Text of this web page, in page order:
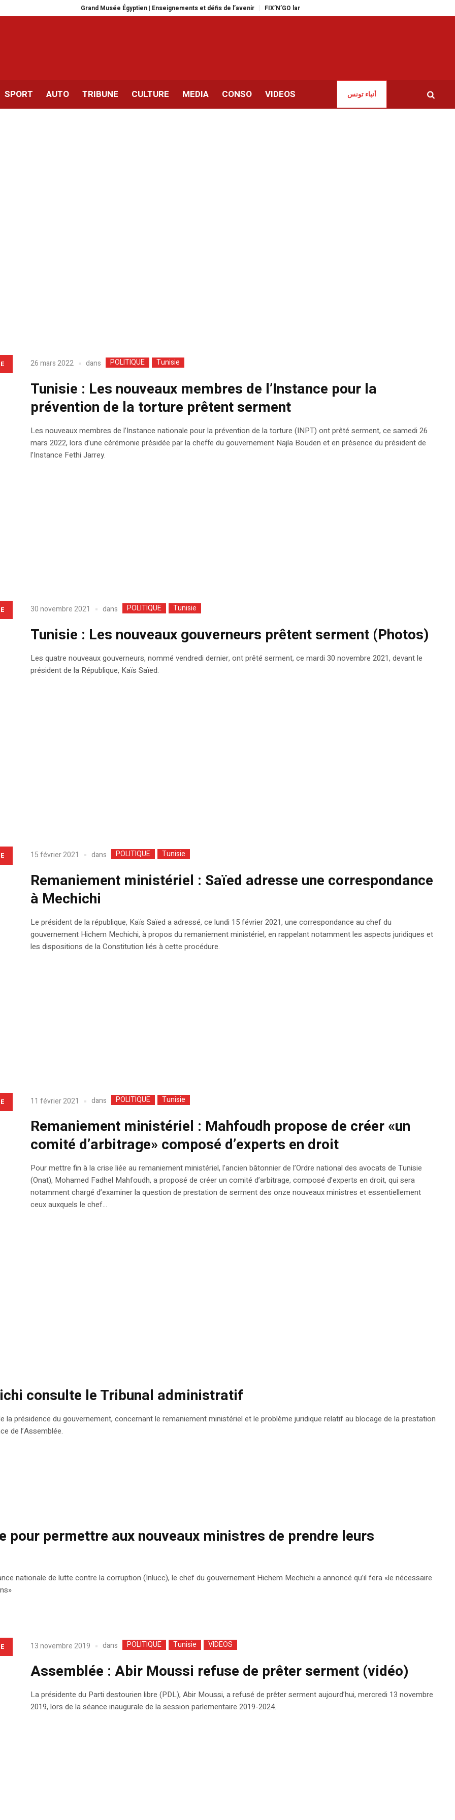
Grand Musée Égyptien | Enseignements et défis de l’avenir FIX’N’GO lance une application mobile innovante pour les automobilistes
SPORT AUTO TRIBUNE CULTURE MEDIA CONSO VIDEOS أنباء تونس
26 mars 2022 dans POLITIQUE Tunisie
Tunisie : Les nouveaux membres de l’Instance pour la
prévention de la torture prêtent serment
Les nouveaux membres de l’Instance nationale pour la prévention de la torture (INPT) ont prêté serment, ce samedi 26
mars 2022, lors d’une cérémonie présidée par la cheffe du gouvernement Najla Bouden et en présence du président de
l’Instance Fethi Jarrey.
30 novembre 2021 dans POLITIQUE Tunisie
Tunisie : Les nouveaux gouverneurs prêtent serment (Photos)
Les quatre nouveaux gouverneurs, nommé vendredi dernier, ont prêté serment, ce mardi 30 novembre 2021, devant le
président de la République, Kaïs Saïed.
15 février 2021 dans POLITIQUE Tunisie
Remaniement ministériel : Saïed adresse une correspondance
à Mechichi
Le président de la république, Kaïs Saïed a adressé, ce lundi 15 février 2021, une correspondance au chef du
gouvernement Hichem Mechichi, à propos du remaniement ministériel, en rappelant notamment les aspects juridiques et
les dispositions de la Constitution liés à cette procédure.
11 février 2021 dans POLITIQUE Tunisie
Remaniement ministériel : Mahfoudh propose de créer «un
comité d’arbitrage» composé d’experts en droit
Pour mettre fin à la crise liée au remaniement ministériel, l’ancien bâtonnier de l’Ordre national des avocats de Tunisie
(Onat), Mohamed Fadhel Mahfoudh, a proposé de créer un comité d’arbitrage, composé d’experts en droit, qui sera
notamment chargé d’examiner la question de prestation de serment des onze nouveaux ministres et essentiellement
ceux auxquels le chef...
consulte le Tribunal administratif
présidence du gouvernement, concernant le remaniement ministériel et le problème juridique relatif au blocage de la prestation
de l’Assemblée.
pour permettre aux nouveaux ministres de prendre leurs
nationale de lutte contre la corruption (Inlucc), le chef du gouvernement Hichem Mechichi a annoncé qu’il fera «le nécessaire
13 novembre 2019 dans POLITIQUE Tunisie VIDEOS
Assemblée : Abir Moussi refuse de prêter serment (vidéo)
La présidente du Parti destourien libre (PDL), Abir Moussi, a refusé de prêter serment aujourd’hui, mercredi 13 novembre
2019, lors de la séance inaugurale de la session parlementaire 2019-2024.